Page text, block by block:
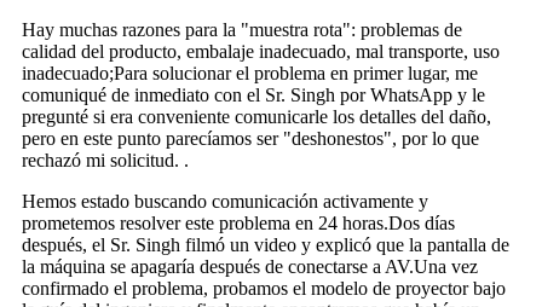
Hay muchas razones para la "muestra rota": problemas de
calidad del producto, embalaje inadecuado, mal transporte, uso
inadecuado;Para solucionar el problema en primer lugar, me
comuniqué de inmediato con el Sr. Singh por WhatsApp y le
pregunté si era conveniente comunicarle los detalles del daño,
pero en este punto parecíamos ser "deshonestos", por lo que
rechazó mi solicitud. .
Hemos estado buscando comunicación activamente y
prometemos resolver este problema en 24 horas.Dos días
después, el Sr. Singh filmó un video y explicó que la pantalla de
la máquina se apagaría después de conectarse a AV.Una vez
confirmado el problema, probamos el modelo de proyector bajo